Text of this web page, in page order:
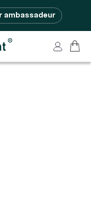
ambassadeur
Panier